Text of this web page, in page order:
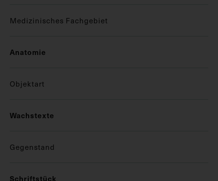
Medizinisches Fachgebiet
Anatomie
Objektart
Wachstexte
Gegenstand
Schriftstück